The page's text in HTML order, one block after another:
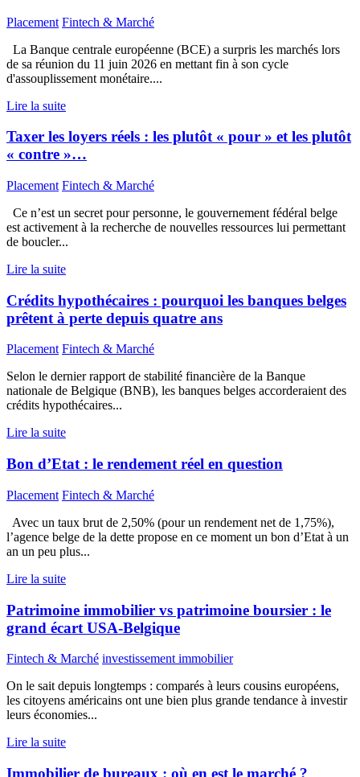
Placement Fintech & Marché
La Banque centrale européenne (BCE) a surpris les marchés lors
de sa réunion du 11 juin 2026 en mettant fin à son cycle
d'assouplissement monétaire....
Lire la suite
Taxer les loyers réels : les plutôt « pour » et les plutôt
« contre »…
Placement Fintech & Marché
Ce n’est un secret pour personne, le gouvernement fédéral belge
est activement à la recherche de nouvelles ressources lui permettant
de boucler...
Lire la suite
Crédits hypothécaires : pourquoi les banques belges
prêtent à perte depuis quatre ans
Placement Fintech & Marché
Selon le dernier rapport de stabilité financière de la Banque
nationale de Belgique (BNB), les banques belges accorderaient des
crédits hypothécaires...
Lire la suite
Bon d’Etat : le rendement réel en question
Placement Fintech & Marché
Avec un taux brut de 2,50% (pour un rendement net de 1,75%),
l’agence belge de la dette propose en ce moment un bon d’Etat à un
an un peu plus...
Lire la suite
Patrimoine immobilier vs patrimoine boursier : le
grand écart USA-Belgique
Fintech & Marché investissement immobilier
On le sait depuis longtemps : comparés à leurs cousins européens,
les citoyens américains ont une bien plus grande tendance à investir
leurs économies...
Lire la suite
Immobilier de bureaux : où en est le marché ?